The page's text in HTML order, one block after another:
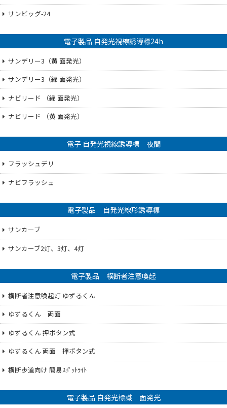
サンビッグ-24
電子製品 自発光視線誘導標24h
サンデリー3（黄 面発光）
サンデリー3（緑 面発光）
ナビリード （緑 面発光）
ナビリード （黄 面発光）
電子 自発光視線誘導標 夜間
フラッシュデリ
ナビフラッシュ
電子製品 自発光線形誘導標
サンカーブ
サンカーブ2灯、3灯、4灯
電子製品 横断者注意喚起
横断者注意喚起灯 ゆずるくん
ゆずるくん 両面
ゆずるくん 押ボタン式
ゆずるくん 両面 押ボタン式
横断歩道向け 簡易ｽﾎﾟｯﾄﾗｲﾄ
電子製品 自発光標識 面発光